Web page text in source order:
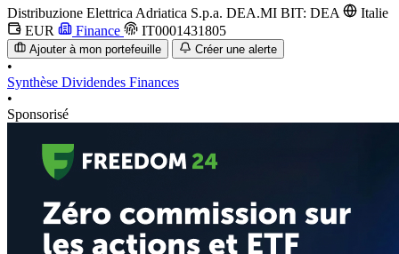
Distribuzione Elettrica Adriatica S.p.a. DEA.MI BIT: DEA
Italie
EUR
Finance IT0001431805
Ajouter à mon portefeuille Créer une alerte
•
Synthèse Dividendes Finances
•
Sponsorisé